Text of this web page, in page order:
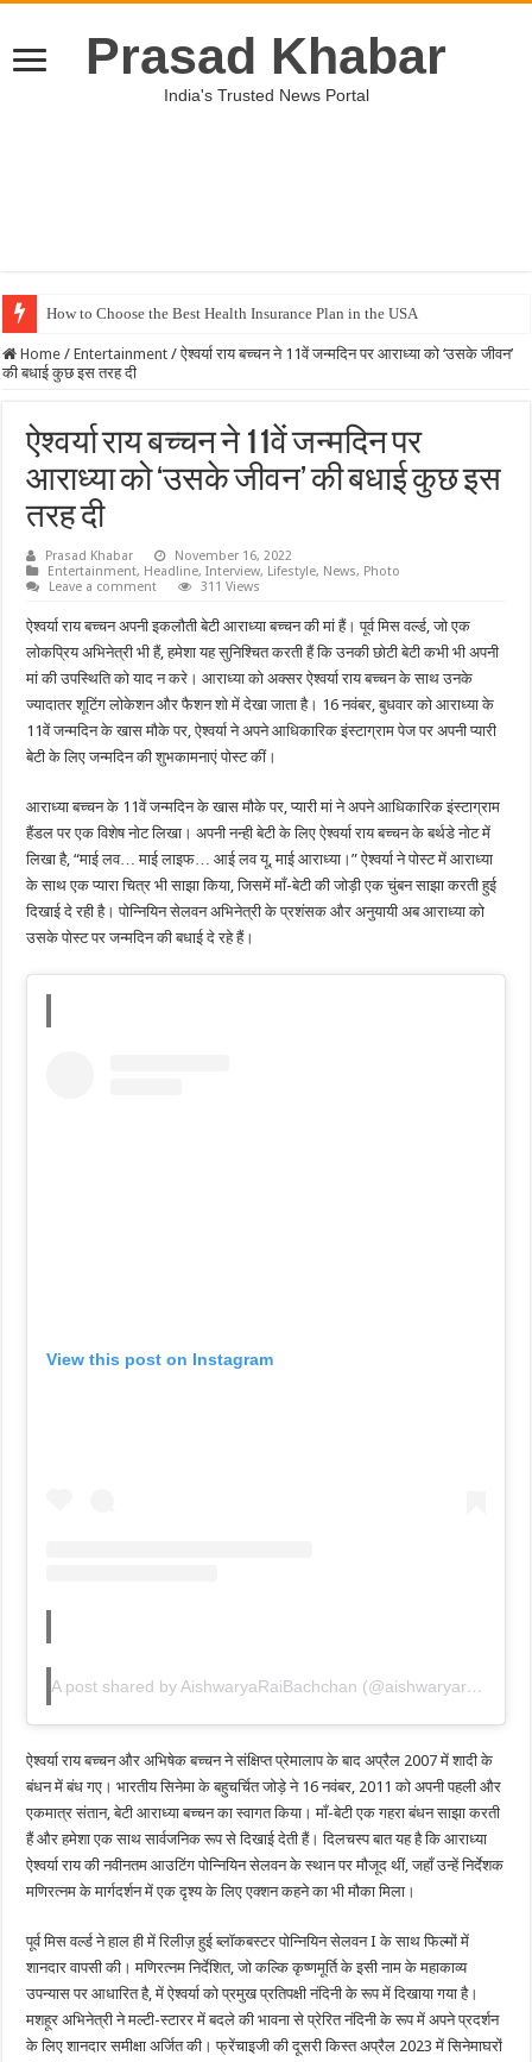
Prasad Khabar
India's Trusted News Portal
How to Choose the Best Health Insurance Plan in the USA
Home / Entertainment / ऐश्वर्या राय बच्चन ने 11वें जन्मदिन पर आराध्या को ‘उसके जीवन’
की बधाई कुछ इस तरह दी
ऐश्वर्या राय बच्चन ने 11वें जन्मदिन पर
आराध्या को ‘उसके जीवन’ की बधाई कुछ इस
तरह दी
Prasad Khabar
November 16, 2022
Entertainment, Headline,Interview, Lifestyle, News, Photo
Leave a comment
311 Views
ऐश्वर्या राय बच्चन अपनी इकलौती बेटी आराध्या बच्चन की मां हैं। पूर्व मिस वर्ल्ड, जो एक
लोकप्रिय अभिनेत्री भी हैं, हमेशा यह सुनिश्चित करती हैं कि उनकी छोटी बेटी कभी भी अपनी
मां की उपस्थिति को याद न करे। आराध्या को अक्सर ऐश्वर्या राय बच्चन के साथ उनके
ज्यादातर शूटिंग लोकेशन और फैशन शो में देखा जाता है। 16 नवंबर, बुधवार को आराध्या के
11वें जन्मदिन के खास मौके पर, ऐश्वर्या ने अपने आधिकारिक इंस्टाग्राम पेज पर अपनी प्यारी
बेटी के लिए जन्मदिन की शुभकामनाएं पोस्ट कीं।
आराध्या बच्चन के 11वें जन्मदिन के खास मौके पर, प्यारी मां ने अपने आधिकारिक इंस्टाग्राम
हैंडल पर एक विशेष नोट लिखा। अपनी नन्ही बेटी के लिए ऐश्वर्या राय बच्चन के बर्थडे नोट में
लिखा है, “माई लव… माई लाइफ… आई लव यू, माई आराध्या।” ऐश्वर्या ने पोस्ट में आराध्या
के साथ एक प्यारा चित्र भी साझा किया, जिसमें माँ-बेटी की जोड़ी एक चुंबन साझा करती हुई
दिखाई दे रही है। पोन्नियिन सेलवन अभिनेत्री के प्रशंसक और अनुयायी अब आराध्या को
उसके पोस्ट पर जन्मदिन की बधाई दे रहे हैं।
View this post on Instagram
A post shared by AishwaryaRaiBachchan (@aishwaryaraibachchan_arb)
ऐश्वर्या राय बच्चन और अभिषेक बच्चन ने संक्षिप्त प्रेमालाप के बाद अप्रैल 2007 में शादी के
बंधन में बंध गए। भारतीय सिनेमा के बहुचर्चित जोड़े ने 16 नवंबर, 2011 को अपनी पहली और
एकमात्र संतान, बेटी आराध्या बच्चन का स्वागत किया। माँ-बेटी एक गहरा बंधन साझा करती
हैं और हमेशा एक साथ सार्वजनिक रूप से दिखाई देती हैं। दिलचस्प बात यह है कि आराध्या
ऐश्वर्या राय की नवीनतम आउटिंग पोन्नियिन सेलवन के स्थान पर मौजूद थीं, जहाँ उन्हें निर्देशक
मणिरत्नम के मार्गदर्शन में एक दृश्य के लिए एक्शन कहने का भी मौका मिला।
पूर्व मिस वर्ल्ड ने हाल ही में रिलीज़ हुई ब्लॉकबस्टर पोन्नियिन सेलवन I के साथ फिल्मों में
शानदार वापसी की। मणिरत्नम निर्देशित, जो कल्कि कृष्णमूर्ति के इसी नाम के महाकाव्य
उपन्यास पर आधारित है, में ऐश्वर्या को प्रमुख प्रतिपक्षी नंदिनी के रूप में दिखाया गया है।
मशहूर अभिनेत्री ने मल्टी-स्टारर में बदले की भावना से प्रेरित नंदिनी के रूप में अपने प्रदर्शन
के लिए शानदार समीक्षा अर्जित की। फ्रेंचाइजी की दूसरी किस्त अप्रैल 2023 में सिनेमाघरों